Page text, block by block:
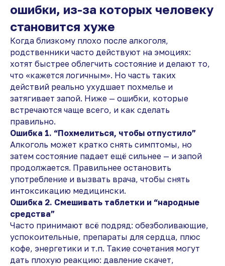
ошибки, из-за которых человеку
становится хуже
Когда близкому плохо после алкоголя,
родственники часто действуют на эмоциях:
хотят быстрее облегчить состояние и делают то,
что «кажется логичным». Но часть таких
действий реально ухудшает похмелье и
затягивает запой. Ниже — ошибки, которые
встречаются чаще всего, и как сделать
правильно.
Ошибка 1. “Похмелиться, чтобы отпустило”
Алкоголь может кратко снять симптомы, но
затем состояние падает ещё сильнее — и запой
продолжается. Правильнее остановить
употребление и вызвать врача, чтобы снять
интоксикацию медицински.
Ошибка 2. Смешивать таблетки и “народные
средства”
Часто принимают всё подряд: обезболивающие,
успокоительные, препараты для сердца, плюс
кофе, энергетики и т.п. Такие сочетания могут
дать плохую реакцию: давление скачет,